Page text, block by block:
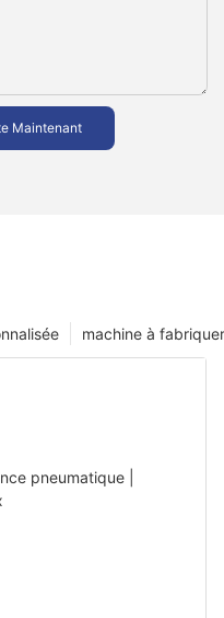
Maintenant
machine à